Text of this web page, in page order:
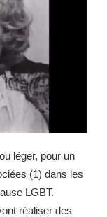
léger, pour un
(1) dans les
LGBT.
réaliser des